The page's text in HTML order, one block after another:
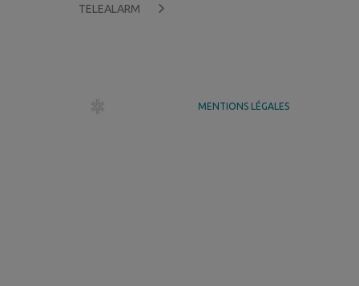
TELEALARM
MENTIONS LÉGALES